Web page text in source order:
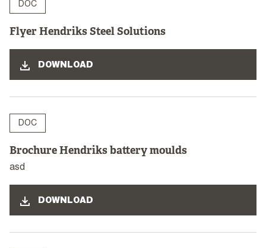
DOC
Flyer Hendriks Steel Solutions
DOWNLOAD
DOC
Brochure Hendriks battery moulds
asd
DOWNLOAD